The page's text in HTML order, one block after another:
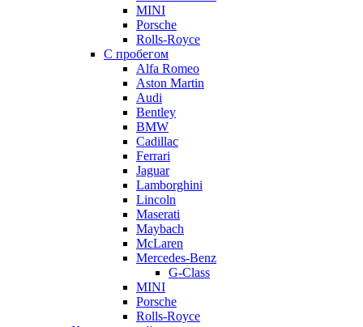
MINI
Porsche
Rolls-Royce
С пробегом
Alfa Romeo
Aston Martin
Audi
Bentley
BMW
Cadillac
Ferrari
Jaguar
Lamborghini
Lincoln
Maserati
Maybach
McLaren
Mercedes-Benz
G-Class
MINI
Porsche
Rolls-Royce